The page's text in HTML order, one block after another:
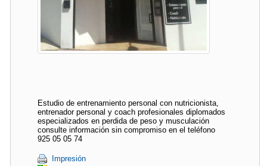
Estudio de entrenamiento personal con nutricionista,
entrenador personal y coach profesionales diplomados
especializados en perdida de peso y musculación
consulte información sin compromiso en el teléfono
925 05 05 74
Impresión